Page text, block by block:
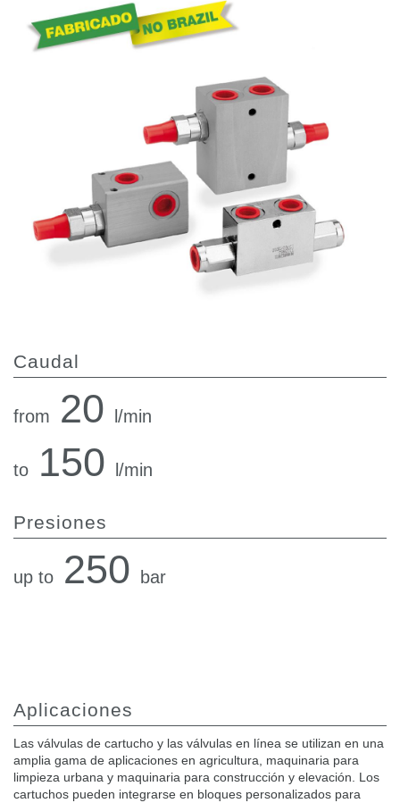
Bombas y motores de pistones axiales
Motori elettrici brushless - Serie MS
Motores Orbitales Producidos Por Bondioli & Pavesi
Bloques hidráulicos integrados
Valvulas de control direccional
Valvulas de cartucho
Valvulas en linea
Sistemas Fan Drive
Intercambiadores de calor
Caudal
from 20 l/min
to 150 l/min
Presiones
up to 250 bar
Aplicaciones
Las válvulas de cartucho y las válvulas en línea se utilizan en una
amplia gama de aplicaciones en agricultura, maquinaria para
limpieza urbana y maquinaria para construcción y elevación. Los
cartuchos pueden integrarse en bloques personalizados para